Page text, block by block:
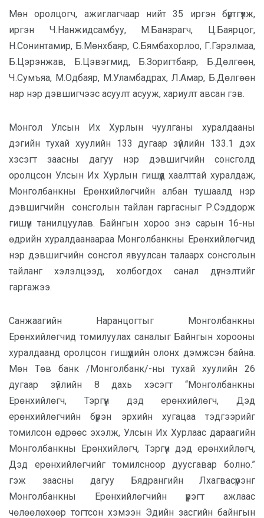
Мөн оролцогч, ажиглагчаар нийт 35 иргэн бүртгүүлж,
иргэн Ч.Нанжидсамбуу, М.Банзрагч, Ц.Баярцог,
Н.Сонинтамир, Б.Мөнхбаяр, С.Бямбахорлоо, Г.Гэрэлмаа,
Б.Цэрэнжав, Б.Цэвэгмид, Б.Зоригтбаяр, Б.Дөлгөөн,
Ч.Сумъяа, М.Одбаяр, М.Уламбадрах, Л.Амар, Б.Дөлгөөн
нар нэр дэвшигчээс асуулт асууж, хариулт авсан гэв.
Монгол Улсын Их Хурлын чуулганы хуралдааны
дэгийн тухай хуулийн 133 дугаар зүйлийн 133.1 дэх
хэсэгт заасны дагуу нэр дэвшигчийн сонсголд
оролцсон Улсын Их Хурлын гишүүд хаалттай хуралдаж,
Монголбанкны Ерөнхийлөгчийн албан тушаалд нэр
дэвшигчийн сонсголын тайлан гаргасныг Р.Сэддорж
гишүүн танилцуулав. Байнгын хороо энэ сарын 16-ны
өдрийн хуралдаанаараа Монголбанкны Ерөнхийлөгчид
нэр дэвшигчийн сонсгол явуулсан талаарх сонсголын
тайланг хэлэлцээд, холбогдох санал дүгнэлтийг
гаргажээ.
Санжаагийн Наранцогтыг Монголбанкны
Ерөнхийлөгчид томилуулах саналыг Байнгын хорооны
хуралдаанд оролцсон гишүүдийн олонх дэмжсэн байна.
Мөн Төв банк /Монголбанк/-ны тухай хуулийн 26
дугаар зүйлийн 8 дахь хэсэгт “Монголбанкны
Ерөнхийлөгч, Тэргүүн дэд ерөнхийлөгч, Дэд
ерөнхийлөгчийн бүрэн эрхийн хугацаа тэдгээрийг
томилсон өдрөөс эхэлж, Улсын Их Хурлаас дараагийн
Монголбанкны Ерөнхийлөгч, Тэргүүн дэд ерөнхийлөгч,
Дэд ерөнхийлөгчийг томилсноор дуусгавар болно.”
гэж заасны дагуу Бядрангийн Лхагвасүрэнг
Монголбанкны Ерөнхийлөгчийн үүрэгт ажлаас
чөлөөлөхөөр тогтсон хэмээн Эдийн засгийн байнгын